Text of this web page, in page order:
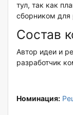
тул, так как
сборником для
Состав
Автор идеи и
разработчик
Номинация: